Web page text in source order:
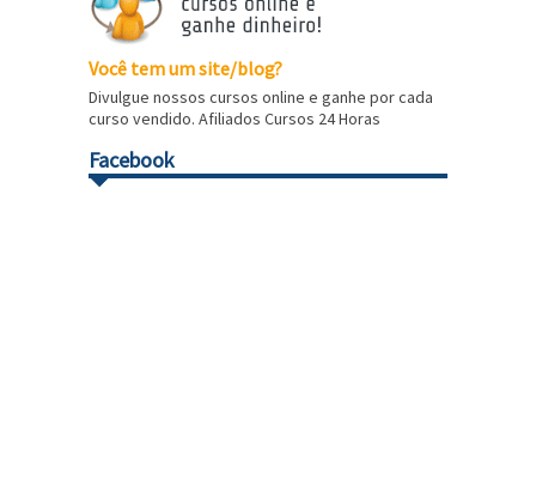
Você tem um site/blog?
Divulgue nossos cursos online e ganhe por cada
curso vendido. Afiliados Cursos 24 Horas
Facebook